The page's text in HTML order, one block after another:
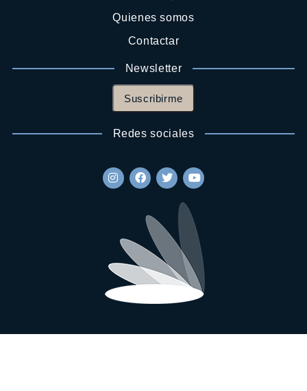
Quienes somos
Contactar
Newsletter
Suscribirme
Redes sociales